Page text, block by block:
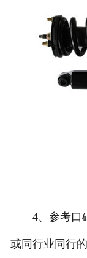
4、参考口碑
或同行业同行